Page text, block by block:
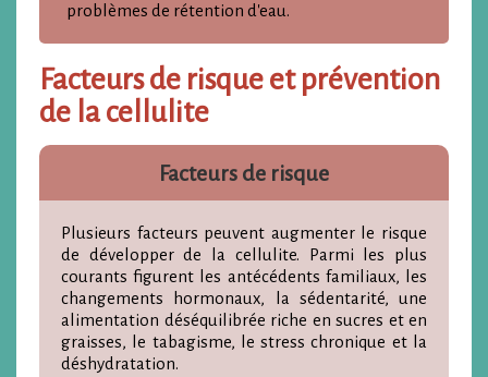
problèmes de rétention d'eau.
Facteurs de risque et prévention
de la cellulite
Facteurs de risque
Plusieurs facteurs peuvent augmenter le risque
de développer de la cellulite. Parmi les plus
courants figurent les antécédents familiaux, les
changements hormonaux, la sédentarité, une
alimentation déséquilibrée riche en sucres et en
graisses, le tabagisme, le stress chronique et la
déshydratation.